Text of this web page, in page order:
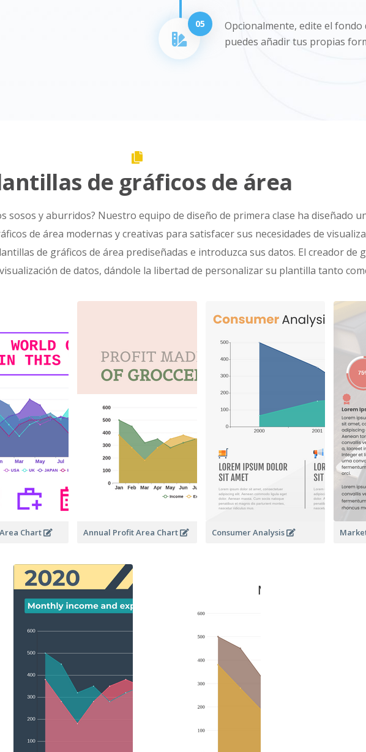
05
Opcionalmente, edite el fondo
puedes añadir tus propias
de gráficos de área
sosos y aburridos? Nuestro equipo de diseño de primera clase ha diseñado
de área modernas y creativas para satisfacer sus necesidades de
de gráficos de área prediseñadas e introduzca sus datos. El creador de
de datos, dándole la libertad de personalizar su plantilla tanto
Chart Annual Profit Area Chart Consumer Analysis